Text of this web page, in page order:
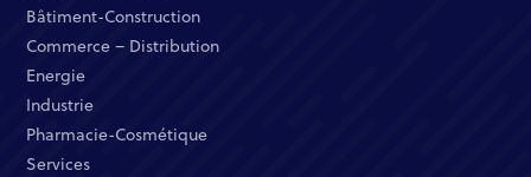
Bâtiment-Construction
Commerce – Distribution​
Energie​
Industrie​
Pharmacie-Cosmétique​
Services​